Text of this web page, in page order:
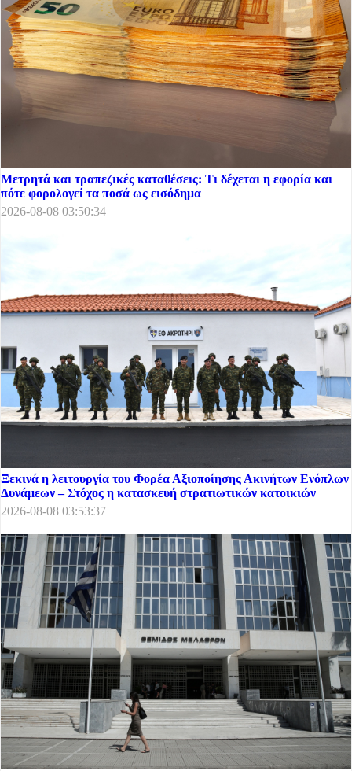
Μετρητά και τραπεζικές καταθέσεις: Τι δέχεται η εφορία και
πότε φορολογεί τα ποσά ως εισόδημα
2026-08-08 03:50:34
Ξεκινά η λειτουργία του Φορέα Αξιοποίησης Ακινήτων Ενόπλων
Δυνάμεων – Στόχος η κατασκευή στρατιωτικών κατοικιών
2026-08-08 03:53:37